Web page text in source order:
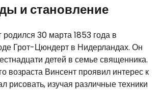
и становление
родился 30 марта 1853 года в
Грот-Цюндерт в Нидерландах. Он
детей в семье священника.
возраста Винсент проявил интерес к
рисовать, изучая различные техники